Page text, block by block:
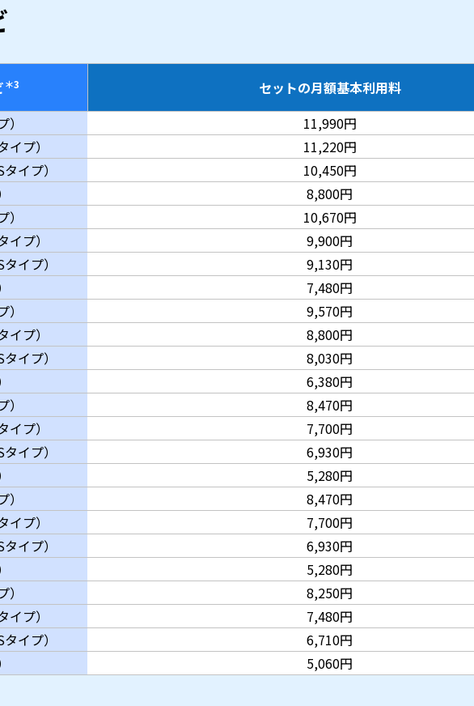
＊3 セットの月額基本利用料
11,990円
プ）
11,220円
イプ）
10,450円
8,800円
10,670円
プ）
9,900円
イプ）
9,130円
7,480円
9,570円
プ）
8,800円
イプ）
8,030円
6,380円
8,470円
プ）
7,700円
イプ）
6,930円
5,280円
8,470円
プ）
7,700円
イプ）
6,930円
5,280円
8,250円
プ）
7,480円
イプ）
6,710円
5,060円